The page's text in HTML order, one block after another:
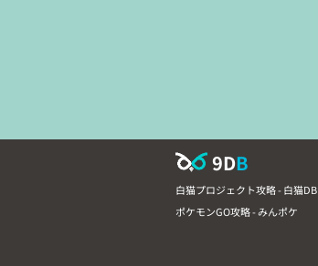
9DB
白猫プロジェクト攻略 - 白猫DB
ポケモンGO攻略 - みんポケ